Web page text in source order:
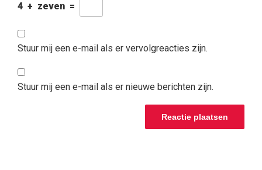
4 + zeven =
Stuur mij een e-mail als er vervolgreacties zijn.
Stuur mij een e-mail als er nieuwe berichten zijn.